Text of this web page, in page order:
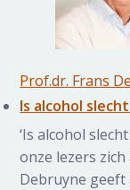
Prof.dr. Frans
Is alcohol
‘Is alcohol
onze lezers
Debruyne geeft